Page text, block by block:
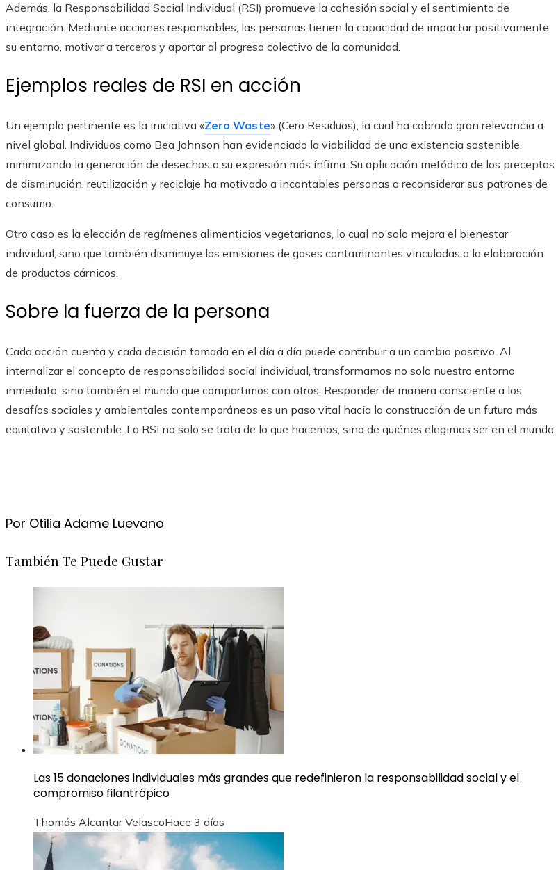
Además, la Responsabilidad Social Individual (RSI) promueve la cohesión social y el sentimiento de
integración. Mediante acciones responsables, las personas tienen la capacidad de impactar positivamente
su entorno, motivar a terceros y aportar al progreso colectivo de la comunidad.
Ejemplos reales de RSI en acción
Un ejemplo pertinente es la iniciativa «Zero Waste» (Cero Residuos), la cual ha cobrado gran relevancia a
nivel global. Individuos como Bea Johnson han evidenciado la viabilidad de una existencia sostenible,
minimizando la generación de desechos a su expresión más ínfima. Su aplicación metódica de los preceptos
de disminución, reutilización y reciclaje ha motivado a incontables personas a reconsiderar sus patrones de
consumo.
Otro caso es la elección de regímenes alimenticios vegetarianos, lo cual no solo mejora el bienestar
individual, sino que también disminuye las emisiones de gases contaminantes vinculadas a la elaboración
de productos cárnicos.
Sobre la fuerza de la persona
Cada acción cuenta y cada decisión tomada en el día a día puede contribuir a un cambio positivo. Al
internalizar el concepto de responsabilidad social individual, transformamos no solo nuestro entorno
inmediato, sino también el mundo que compartimos con otros. Responder de manera consciente a los
desafíos sociales y ambientales contemporáneos es un paso vital hacia la construcción de un futuro más
equitativo y sostenible. La RSI no solo se trata de lo que hacemos, sino de quiénes elegimos ser en el mundo.
Por Otilia Adame Luevano
También Te Puede Gustar
Las 15 donaciones individuales más grandes que redefinieron la responsabilidad social y el
compromiso filantrópico
Thomás Alcantar VelascoHace 3 días